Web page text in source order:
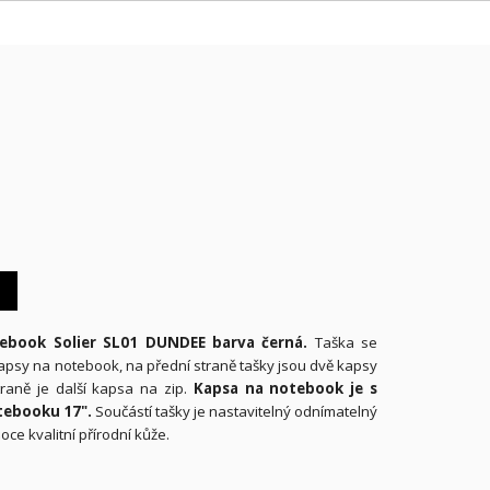
Solier SL01 DUNDEE barva černá. Taška se
na notebook, na přední straně tašky jsou dvě kapsy
je další kapsa na zip. Kapsa na notebook je s
17". Součástí tašky je nastavitelný odnímatelný
kvalitní přírodní kůže.